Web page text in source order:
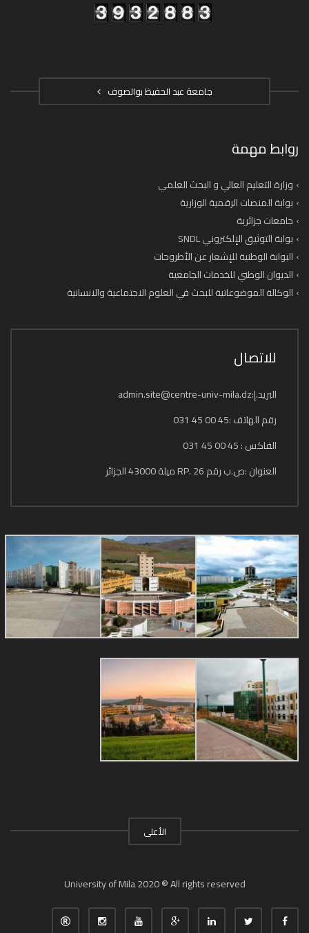
جامعة عبد الحفيظ بوالصوف
روابط مهمة
وزارة التعليم العالي و البحث العلمي
بوابة المنصات الرقمية الوزارية
جامعات جزائرية
بوابة التوثيق الإلكتروني SNDL
البوابة الوطنية للإشعار عن الأطروحات
الديوان الوطني للخدمات الجامعية
الوكالة الموضوعاتية للبحث في العلوم الاجتماعية والانسانية
للاتصال
البريد.إ:admin.site@centre-univ-mila.dz
رقم الهاتف :45 00 45 031
الفاكس : 45 00 45 031
العنوان :ص.ب رقم 26 .RP ميلة 43000 الجزائر
الأعلى
University of Mila 2020 ® All rights reserved